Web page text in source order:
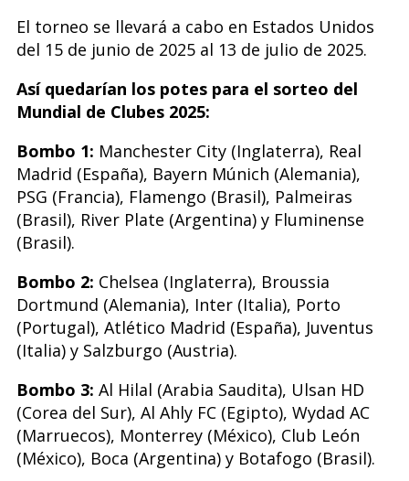
El torneo se llevará a cabo en Estados Unidos
del 15 de junio de 2025 al 13 de julio de 2025.
Así quedarían los potes para el sorteo del
Mundial de Clubes 2025:
Bombo 1: Manchester City (Inglaterra), Real
Madrid (España), Bayern Múnich (Alemania),
PSG (Francia), Flamengo (Brasil), Palmeiras
(Brasil), River Plate (Argentina) y Fluminense
(Brasil).
Bombo 2: Chelsea (Inglaterra), Broussia
Dortmund (Alemania), Inter (Italia), Porto
(Portugal), Atlético Madrid (España), Juventus
(Italia) y Salzburgo (Austria).
Bombo 3: Al Hilal (Arabia Saudita), Ulsan HD
(Corea del Sur), Al Ahly FC (Egipto), Wydad AC
(Marruecos), Monterrey (México), Club León
(México), Boca (Argentina) y Botafogo (Brasil).